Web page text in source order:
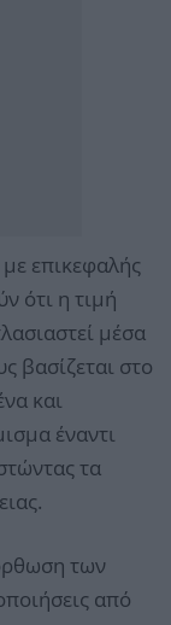
επικεφαλής
ότι η τιμή
μέσα
βασίζεται στο
και
έναντι
τα
των
από